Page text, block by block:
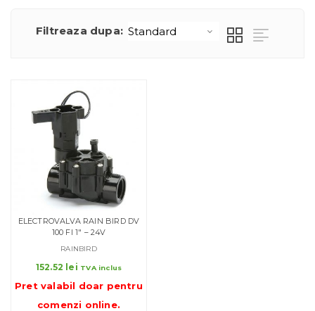
Filtreaza dupa:
ELECTROVALVA RAIN BIRD DV
100 FI 1″ – 24V
RAINBIRD
152.52 lei TVA inclus
Pret valabil doar pentru
comenzi online.